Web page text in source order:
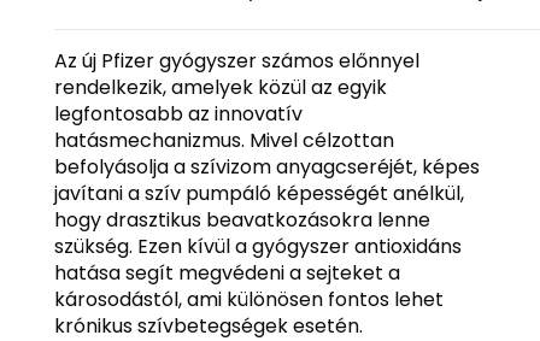
Az új Pfizer gyógyszer számos előnnyel
rendelkezik, amelyek közül az egyik
legfontosabb az innovatív
hatásmechanizmus. Mivel célzottan
befolyásolja a szívizom anyagcseréjét, képes
javítani a szív pumpáló képességét anélkül,
hogy drasztikus beavatkozásokra lenne
szükség. Ezen kívül a gyógyszer antioxidáns
hatása segít megvédeni a sejteket a
károsodástól, ami különösen fontos lehet
krónikus szívbetegségek esetén.